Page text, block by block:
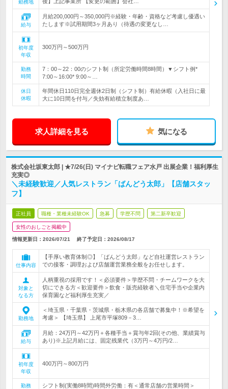
勤務地
給与
月給200,000円～350,000円※経験・年齢・資格など考慮し優遇い
たします※試用期間3ヶ月あり（待遇の変更なし…
初年度
年収
300万円～500万円
勤務
時間
7：00～22：00のシフト制（所定労働時間8時間）▼シフト例*
7:00～16:00* 9:00～…
休日
休暇
年間休日110日完全週休2日制（シフト制）有給休暇（入社日に最
大に10日間を付与／失効有給積立制度あ…
求人詳細を見る 気になる
株式会社坂東太郎 | ★7/26(日) マイナビ転職フェア水戸 出展企業！福利厚生
充実◎
＼未経験歓迎／人気レストラン「ばんどう太郎」【店舗スタッ
フ】
正社員 職種・業種未経験OK 急募 学歴不問 第二新卒歓迎
女性のおしごと掲載中
情報更新日：2026/07/21 終了予定日： 2026/08/17
仕事内容
【手厚い教育体制◎】「ばんどう太郎」など自社運営レストラン
での接客・調理および店舗運営業務全般をお任せします。
対象と
なる方
人柄重視の採用です！＜必須要件＞学歴不問・チームワークを大
切にできる方＜歓迎要件＞飲食・販売経験者＼住宅手当や企業内
保育園など福利厚生充実／
勤務地
＜埼玉県・千葉県・茨城県・栃木県の各店舗で募集中！※希望を
考慮＞ 【埼玉県】 上尾市平塚809－3…
給与
月給：24万円～42万円＋各種手当＋賞与年2回(その他、業績賞与
あり)※上記月給には、固定残業代（3万円～4万円/2…
初年度
年収
400万円～800万円
勤務
シフト制(実働8時間)時間外労働：有＜通常店舗の営業時間＞